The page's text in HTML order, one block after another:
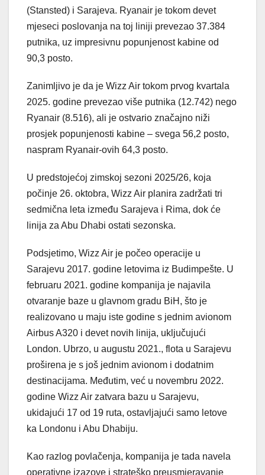
(Stansted) i Sarajeva. Ryanair je tokom devet
mjeseci poslovanja na toj liniji prevezao 37.384
putnika, uz impresivnu popunjenost kabine od
90,3 posto.
Zanimljivo je da je Wizz Air tokom prvog kvartala
2025. godine prevezao više putnika (12.742) nego
Ryanair (8.516), ali je ostvario značajno niži
prosjek popunjenosti kabine – svega 56,2 posto,
naspram Ryanair-ovih 64,3 posto.
U predstojećoj zimskoj sezoni 2025/26, koja
počinje 26. oktobra, Wizz Air planira zadržati tri
sedmična leta između Sarajeva i Rima, dok će
linija za Abu Dhabi ostati sezonska.
Podsjetimo, Wizz Air je počeo operacije u
Sarajevu 2017. godine letovima iz Budimpešte. U
februaru 2021. godine kompanija je najavila
otvaranje baze u glavnom gradu BiH, što je
realizovano u maju iste godine s jednim avionom
Airbus A320 i devet novih linija, uključujući
London. Ubrzo, u augustu 2021., flota u Sarajevu
proširena je s još jednim avionom i dodatnim
destinacijama. Međutim, već u novembru 2022.
godine Wizz Air zatvara bazu u Sarajevu,
ukidajući 17 od 19 ruta, ostavljajući samo letove
ka Londonu i Abu Dhabiju.
Kao razlog povlačenja, kompanija je tada navela
operativne izazove i strateško preusmjeravanje